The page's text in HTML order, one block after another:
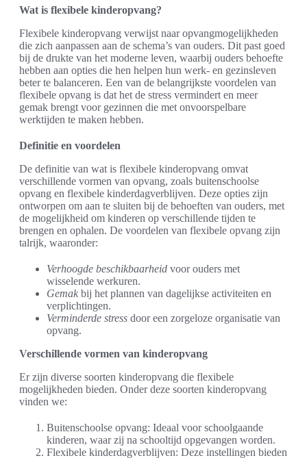
Wat is flexibele kinderopvang?
Flexibele kinderopvang verwijst naar opvangmogelijkheden
die zich aanpassen aan de schema’s van ouders. Dit past goed
bij de drukte van het moderne leven, waarbij ouders behoefte
hebben aan opties die hen helpen hun werk- en gezinsleven
beter te balanceren. Een van de belangrijkste voordelen van
flexibele opvang is dat het de stress vermindert en meer
gemak brengt voor gezinnen die met onvoorspelbare
werktijden te maken hebben.
Definitie en voordelen
De definitie van wat is flexibele kinderopvang omvat
verschillende vormen van opvang, zoals buitenschoolse
opvang en flexibele kinderdagverblijven. Deze opties zijn
ontworpen om aan te sluiten bij de behoeften van ouders, met
de mogelijkheid om kinderen op verschillende tijden te
brengen en ophalen. De voordelen van flexibele opvang zijn
talrijk, waaronder:
Verhoogde beschikbaarheid voor ouders met
wisselende werkuren.
Gemak bij het plannen van dagelijkse activiteiten en
verplichtingen.
Verminderde stress door een zorgeloze organisatie van
opvang.
Verschillende vormen van kinderopvang
Er zijn diverse soorten kinderopvang die flexibele
mogelijkheden bieden. Onder deze soorten kinderopvang
vinden we:
Buitenschoolse opvang: Ideaal voor schoolgaande
kinderen, waar zij na schooltijd opgevangen worden.
Flexibele kinderdagverblijven: Deze instellingen bieden